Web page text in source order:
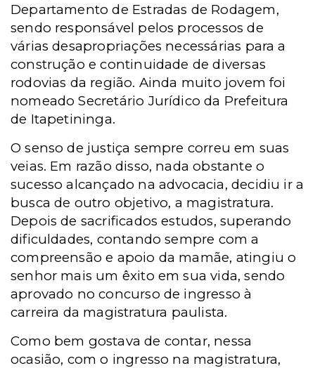
Departamento de Estradas de Rodagem,
sendo responsável pelos processos de
várias desapropriações necessárias para a
construção e continuidade de diversas
rodovias da região. Ainda muito jovem foi
nomeado Secretário Jurídico da Prefeitura
de Itapetininga.
O senso de justiça sempre correu em suas
veias. Em razão disso, nada obstante o
sucesso alcançado na advocacia, decidiu ir a
busca de outro objetivo, a magistratura.
Depois de sacrificados estudos, superando
dificuldades, contando sempre com a
compreensão e apoio da mamãe, atingiu o
senhor mais um êxito em sua vida, sendo
aprovado no concurso de ingresso à
carreira da magistratura paulista.
Como bem gostava de contar, nessa
ocasião, com o ingresso na magistratura,